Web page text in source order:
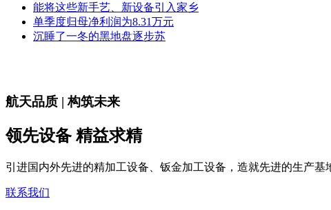
能将这些新手艺、新设备引入家乡
单季度归母净利润为8.31万元
沉睡了一冬的黑地盘逐步苏
航天品质 | 构筑未来
领先设备 精益求精
引进国内外先进的精加工设备、钣金加工设备，造就先进的生产
联系我们